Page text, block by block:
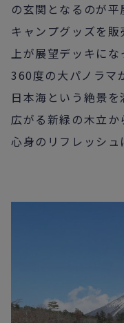
の玄関となるのが
キャンプグッズを
上が展望デッキにな
360度の大パノラマ
日本海という絶景
広がる新緑の木立か
心身のリフレッシュ